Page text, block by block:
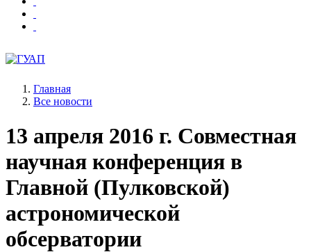
Главная
Все новости
13 апреля 2016 г. Совместная
научная конференция в
Главной (Пулковской)
астрономической
обсерватории